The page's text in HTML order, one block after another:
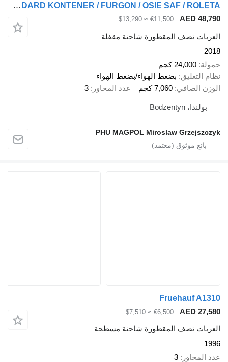
Fruehauf Frühauf STANDARD KONTENER / FURGON / OSIE SAF / ROLETA
€11,500
≈ $13,290
نصف المقطورة شاحنة مقفلة
24,000 كجم
بضغط الهواء/بضغط الهواء
7,060 كجم عدد المحاور 3
PHU MAGPOL Miroslaw
Fruehauf
€6,500
≈ $7,510
نصف المقطورة شاحنة مسطحة
3